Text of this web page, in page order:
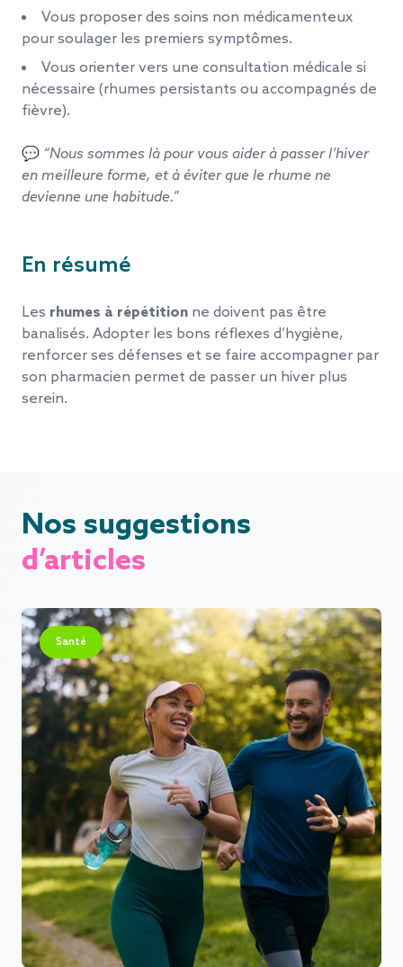
Vous proposer des soins non médicamenteux
pour soulager les premiers symptômes.
Vous orienter vers une consultation médicale si
nécessaire (rhumes persistants ou accompagnés de
fièvre).
💬 “Nous sommes là pour vous aider à passer l’hiver
en meilleure forme, et à éviter que le rhume ne
devienne une habitude.”
En résumé
Les rhumes à répétition ne doivent pas être
banalisés. Adopter les bons réflexes d’hygiène,
renforcer ses défenses et se faire accompagner par
son pharmacien permet de passer un hiver plus
serein.
Nos suggestions
d’articles
Santé